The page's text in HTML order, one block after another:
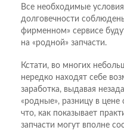
Все необходимые
долговечности
фирменном» сервисе
на «родной» запчасти.
Кстати, во многих
нередко находят себе
заработка, выдавая
«родные», разницу в цене
что, как показывает
запчасти могут вполне